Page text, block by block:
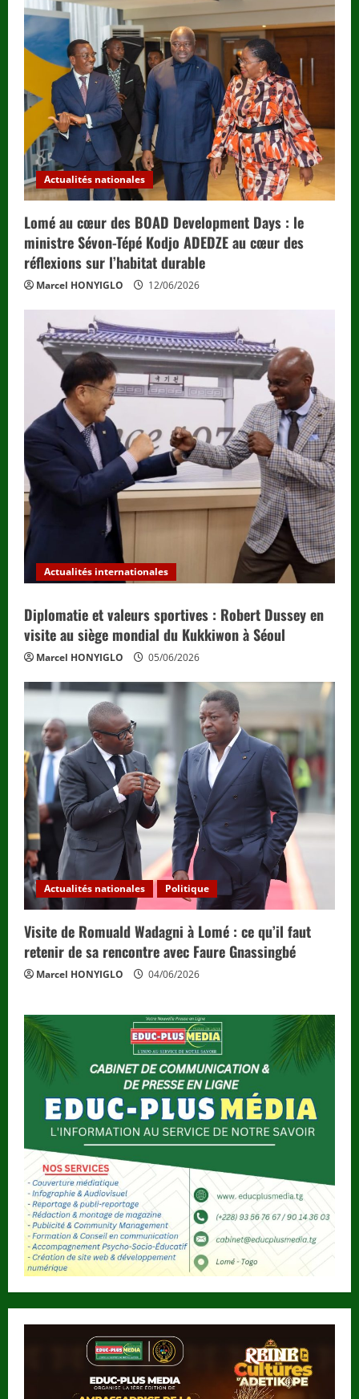
Actualités nationales
Lomé au cœur des BOAD Development Days : le
ministre Sévon-Tépé Kodjo ADEDZE au cœur des
réflexions sur l’habitat durable
Marcel HONYIGLO 12/06/2026
Actualités internationales
Diplomatie et valeurs sportives : Robert Dussey en
visite au siège mondial du Kukkiwon à Séoul
Marcel HONYIGLO 05/06/2026
Actualités nationales Politique
Visite de Romuald Wadagni à Lomé : ce qu’il faut
retenir de sa rencontre avec Faure Gnassingbé
Marcel HONYIGLO 04/06/2026